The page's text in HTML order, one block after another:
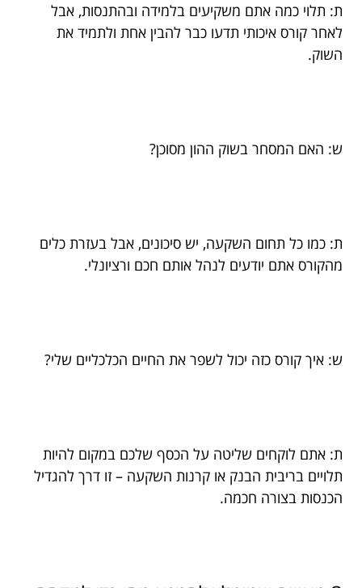
ת: תלוי כמה אתם משקיעים בלמידה ובהתנסות, אבל
לאחר קורס איכותי תדעו כבר להבין אחת ולתמיד את
השוק.
ש: האם המסחר בשוק ההון מסוכן?
ת: כמו כל תחום השקעה, יש סיכונים, אבל בעזרת כלים
מהקורס אתם יודעים לנהל אותם חכם ורציונלי.
ש: איך קורס כזה יכול לשפר את החיים הכלכליים שלי?
ת: אתם לוקחים שליטה על הכסף שלכם במקום להיות
תלויים בריבית הבנק או קרנות השקעה – זו דרך להגדיל
הכנסות בצורה חכמה.